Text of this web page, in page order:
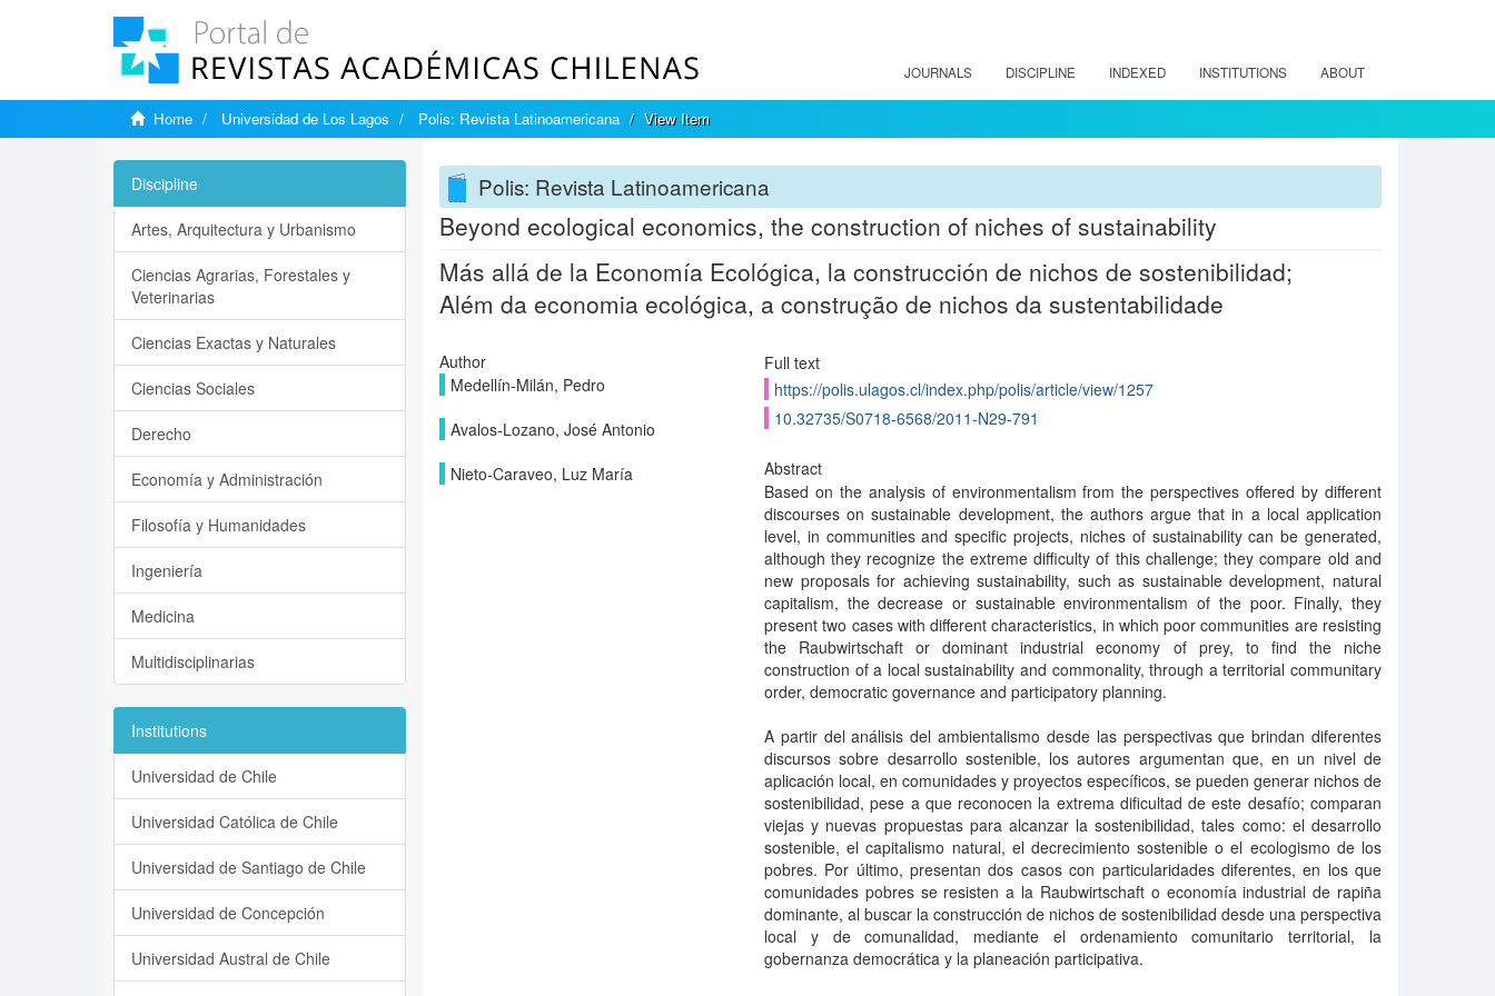
JOURNALS DISCIPLINE INDEXED INSTITUTIONS ABOUT
Home Universidad de Los Lagos Polis: Revista Latinoamericana View Item
Polis: Revista Latinoamericana
Beyond ecological economics, the construction of niches of sustainability
Más allá de la Economía Ecológica, la construcción de nichos de sostenibilidad;
Além da economia ecológica, a construção de nichos da sustentabilidade
Author
Medellín-Milán, Pedro
Avalos-Lozano, José Antonio
Nieto-Caraveo, Luz María
Full text
https://polis.ulagos.cl/index.php/polis/article/view/1257
10.32735/S0718-6568/2011-N29-791
Abstract
Based on the analysis of environmentalism from the perspectives offered by different
discourses on sustainable development, the authors argue that in a local application
level, in communities and specific projects, niches of sustainability can be generated,
although they recognize the extreme difficulty of this challenge; they compare old and
new proposals for achieving sustainability, such as sustainable development, natural
capitalism, the decrease or sustainable environmentalism of the poor. Finally, they
present two cases with different characteristics, in which poor communities are resisting
the Raubwirtschaft or dominant industrial economy of prey, to find the niche
construction of a local sustainability and commonality, through a territorial communitary
order, democratic governance and participatory planning.
A partir del análisis del ambientalismo desde las perspectivas que brindan diferentes
discursos sobre desarrollo sostenible, los autores argumentan que, en un nivel de
aplicación local, en comunidades y proyectos específicos, se pueden generar nichos de
sostenibilidad, pese a que reconocen la extrema dificultad de este desafío; comparan
viejas y nuevas propuestas para alcanzar la sostenibilidad, tales como: el desarrollo
sostenible, el capitalismo natural, el decrecimiento sostenible o el ecologismo de los
pobres. Por último, presentan dos casos con particularidades diferentes, en los que
comunidades pobres se resisten a la Raubwirtschaft o economía industrial de rapiña
dominante, al buscar la construcción de nichos de sostenibilidad desde una perspectiva
local y de comunalidad, mediante el ordenamiento comunitario territorial, la
gobernanza democrática y la planeación participativa.
Discipline
Artes, Arquitectura y Urbanismo
Ciencias Agrarias, Forestales y
Veterinarias
Ciencias Exactas y Naturales
Ciencias Sociales
Derecho
Economía y Administración
Filosofía y Humanidades
Ingeniería
Medicina
Multidisciplinarias
Institutions
Universidad de Chile
Universidad Católica de Chile
Universidad de Santiago de Chile
Universidad de Concepción
Universidad Austral de Chile